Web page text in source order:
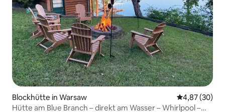
Blockhütte in Warsaw
4,87 (30)
Hütte am Blue Branch – direkt am Wasser – Whirlpool –